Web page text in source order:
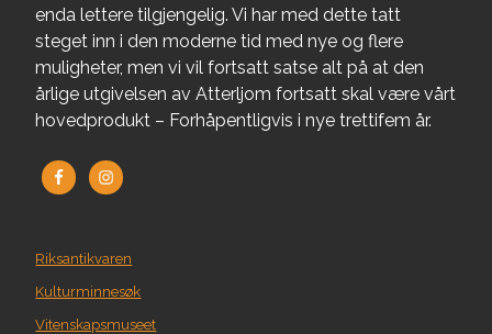
enda lettere tilgjengelig. Vi har med dette tatt
steget inn i den moderne tid med nye og flere
muligheter, men vi vil fortsatt satse alt på at den
årlige utgivelsen av Atterljom fortsatt skal være vårt
hovedprodukt – Forhåpentligvis i nye trettifem år.
Riksantikvaren
Kulturminnesøk
Vitenskapsmuseet